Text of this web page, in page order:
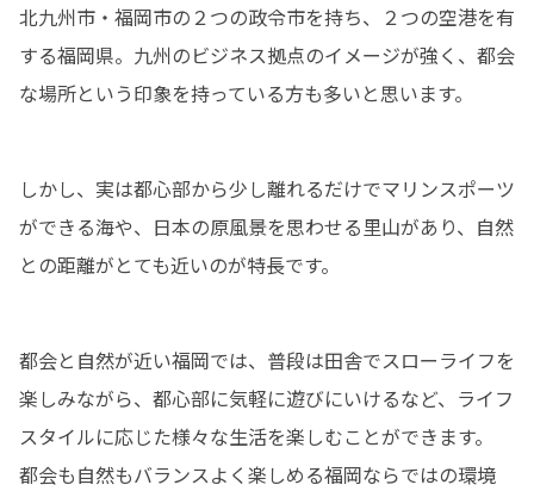
北九州市・福岡市の２つの政令市を持ち、２つの空港を有
する福岡県。九州のビジネス拠点のイメージが強く、都会
な場所という印象を持っている方も多いと思います。
しかし、実は都心部から少し離れるだけでマリンスポーツ
ができる海や、日本の原風景を思わせる里山があり、自然
との距離がとても近いのが特長です。
都会と自然が近い福岡では、普段は田舎でスローライフを
楽しみながら、都心部に気軽に遊びにいけるなど、ライフ
スタイルに応じた様々な生活を楽しむことができます。
都会も自然もバランスよく楽しめる福岡ならではの環境